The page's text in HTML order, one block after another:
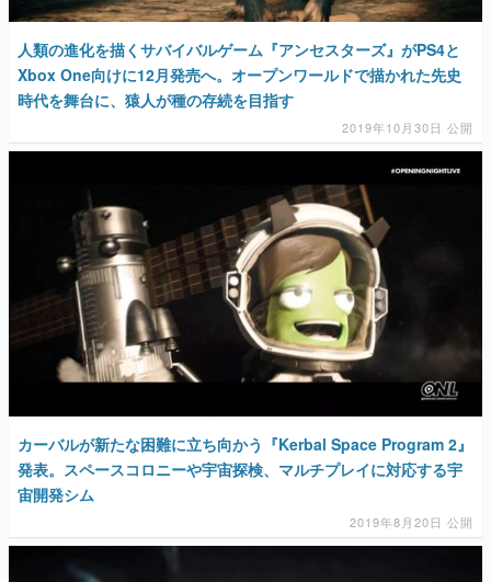
人類の進化を描くサバイバルゲーム『アンセスターズ』がPS4と
Xbox One向けに12月発売へ。オープンワールドで描かれた先史
時代を舞台に、猿人が種の存続を目指す
2019年10月30日 公開
カーバルが新たな困難に立ち向かう『Kerbal Space Program 2』
発表。スペースコロニーや宇宙探検、マルチプレイに対応する宇
宙開発シム
2019年8月20日 公開